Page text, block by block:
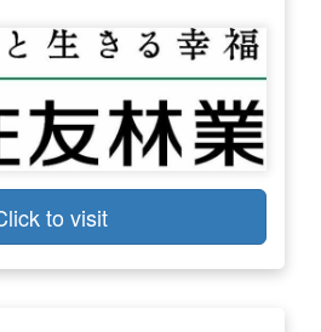
to visit